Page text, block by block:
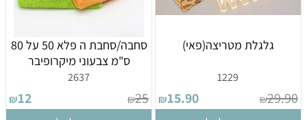
גלגלת מטריצה(פאי)
1229
₪29.90
₪15.90
סחבה/סחבת ה פלא 50 על 80
ס"מ צבעוני מיקרופיבר
2637
₪25
₪12